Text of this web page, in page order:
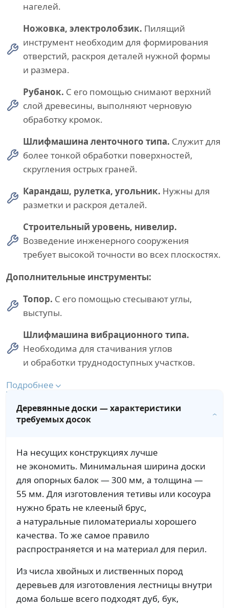
нагелей.
Ножовка, электролобзик. Пилящий
инструмент необходим для формирования
отверстий, раскроя деталей нужной формы
и размера.
Рубанок. С его помощью снимают верхний
слой древесины, выполняют черновую
обработку кромок.
Шлифмашина ленточного типа. Служит для
более тонкой обработки поверхностей,
скругления острых граней.
Карандаш, рулетка, угольник. Нужны для
разметки и раскроя деталей.
Строительный уровень, нивелир.
Возведение инженерного сооружения
требует высокой точности во всех плоскостях.
Дополнительные инструменты:
Топор. С его помощью стесывают углы,
выступы.
Шлифмашина вибрационного типа.
Необходима для стачивания углов
и обработки труднодоступных участков.
Подробнее
Деревянные доски — характеристики
требуемых досок
На несущих конструкциях лучше
не экономить. Минимальная ширина доски
для опорных балок — 300 мм, а толщина —
55 мм. Для изготовления тетивы или косоура
нужно брать не клееный брус,
а натуральные пиломатериалы хорошего
качества. То же самое правило
распространяется и на материал для перил.
Из числа хвойных и лиственных пород
деревьев для изготовления лестницы внутри
дома больше всего подходят дуб, бук,